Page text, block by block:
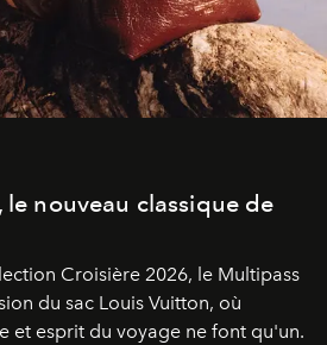
le nouveau classique de
Croisière 2026, le Multipass
du sac Louis Vuitton, où
et esprit du voyage ne font qu'un.